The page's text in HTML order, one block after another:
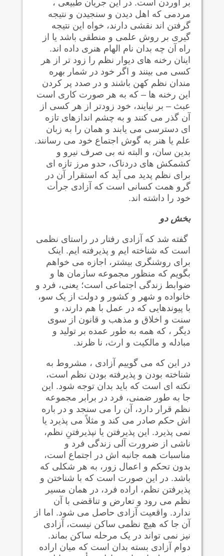
بر آوردن است. در این جریان طبیعی ،
مردمی که اهل دیدن و سنجیدن و نتیجه
گرفتن اند نقشی دارند، خواه این نتیجه
گیری بر روش علمی و منطقی باشد یا از
راه آن چه بدان نام الهام هنری داده اند.
اینان رخنه های دیوار نظم را زود تر از هر
کسی می بینند و اگر خود در شمار بهره
مندان نظم کهن باشند و در صدد پر کردن
این رخنه ها – که به هر صورت کاری است
عبث – بر نیایند، خود زودتر از هر کسی از
آن گذر می کنند و به چشم اندازهای تازه
ای دسترسی می یابند و همان را به زبان
علم یا هنر به گوش اجتماع خود می رسانند.
بدین سان، و البته نه بی صرف نیرو و
کشمکش های دردناک، حدو مرز تازه ای
برای نظم پدید می آید که استقرار آن در
گرو همت کسانی است که آزادی جرأت
خود را داشته اند.
بخش دو
گفته شد که آزادی رفتار در راستای نظمی
است که شناخته ایم و پذیرفته ایم. اینک
برای روشنگری بیشتر، اجازه می خواهم
بگویم که منظور مجموعه سازمان ها و
ضوابط زندگی اجتماعی است؛ یعنی، فرد و
خانواده و شهر و کشور و دولت از یک سو،
با پیوندهایی که در عمل با هم دارند، و
سنت و اخلاق و مذهب و قانون از سوی
دیگر ، که همه به طور عمده بر تولید و
مبادله و مالکیت و ارث، نا ظرند.
در این که می گوییم آزادی ، مشروط به
شناخته بودن و پذیرفته بودن نظم است،
نکته ای است که باید بدان توجه شود. این
جا به طور ضمنی، فرد در برابر مجموعه
نظم قرار دارد، آن را می سنجد و در باره
اش حکم صادر می کند و مثلاً می پذیرد یا
نمی پذیرد. این پذیرفتن یا نپذیرفتنِ نظم،
ناشی از ضرورت آلی زندگی فرد و
مناسبات همه جانبه اش در اجتماع است،
بدون تحکم و اعمال زور، به هر شکلی که
باشد. در این صورت است که با شناختن و
پذیرفتن نظم، اراده فرد، در همان مسیر
نظم می رود و تعارض و تناقضی با آن
ندارد. واقعیت آزادی حاصل می شود. اما از
آن جا که هیچ نظمی ساکن نیست، آزادی
نیز نمی تواند در یک مرحله ساکن بماند.
دوام آزادی بسته بدان است که میان اراده